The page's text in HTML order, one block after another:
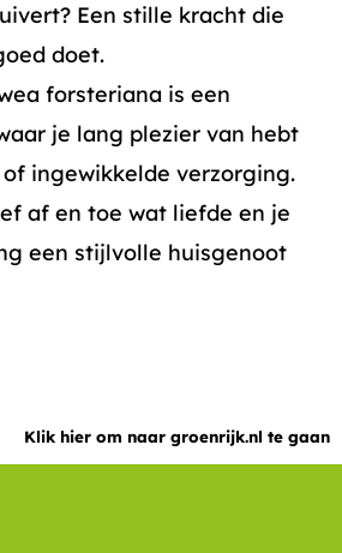
Een stille kracht die
doet.
forsteriana is een
je lang plezier van hebt
of ingewikkelde verzorging.
af en toe wat liefde en je
een stijlvolle huisgenoot
Klik hier om naar groenrijk.nl te gaan